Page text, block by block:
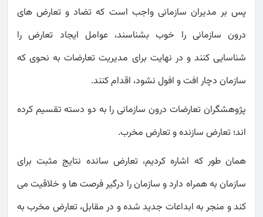
پس بر مدیران سازمانی واجب است که تضاد و تعارض های
درون سازمانی را خوب بشناسند، عوامل ایجاد تعارض را
شناسایی کنند و در نهایت برای مدیریت تعارضات به نحوی که
سازمان دچار افت و افول نشود، اقدام کنند.
پژوهشگران تعارضات درون سازمانی را به دو دسته تقسیم کرده
اند؛ تعارض سازنده و تعارض مخرب.
همان طور که اشاره کردیم، تعارض سانده نتایج مثبت برای
سازمان به همراه دارد و سازمان را درگیر فرصت ها و خلاقیت می
کند و منجر به ابداعات جدید شده و در مقابل، تعارض مخرب به